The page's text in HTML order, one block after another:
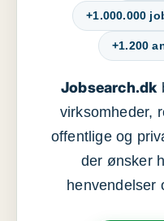
+1.000.000
+1.200
Jobsearch.dk
virksomheder,
offentlige og
der ønsker
henvendelser